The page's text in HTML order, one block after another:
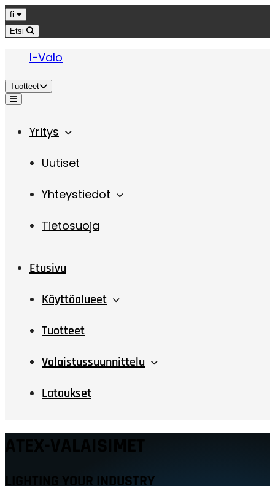
Hyppää sisältöön
Kieli
fi
Etsi
I-Valo
Tuotteet
Valikko
Yritys
Uutiset
Yhteystiedot
Tietosuoja
Etusivu
Käyttöalueet
Tuotteet
Valaistussuunnittelu
Lataukset
ATEX-VALAISIMET
LIGHTING YOUR INDUSTRY